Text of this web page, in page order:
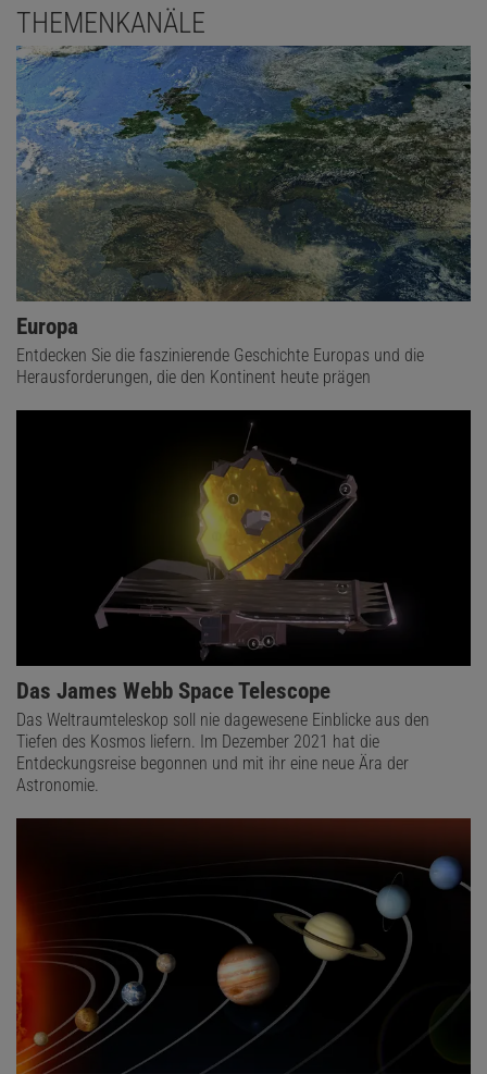
THEMENKANÄLE
Europa
Entdecken Sie die faszinierende Geschichte Europas und die
Herausforderungen, die den Kontinent heute prägen
Das James Webb Space Telescope
Das Weltraumteleskop soll nie dagewesene Einblicke aus den
Tiefen des Kosmos liefern. Im Dezember 2021 hat die
Entdeckungsreise begonnen und mit ihr eine neue Ära der
Astronomie.